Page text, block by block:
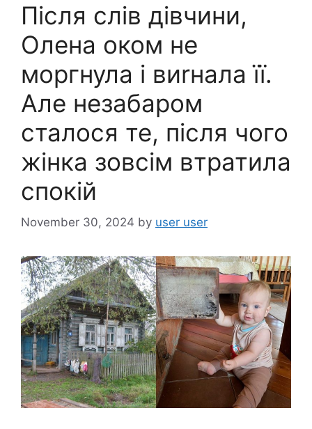
k
Після слів дівчини,
Олена оком не
моргнула і виrнала її.
Але незабаром
сталося те, після чого
жінка зовсім втратила
спокій
November 30, 2024 by user user